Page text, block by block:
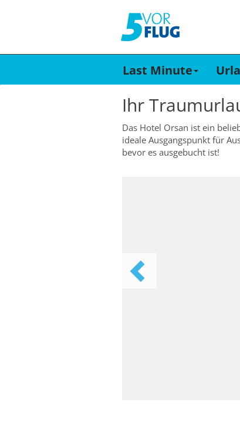
Last Minute
Ihr
Das Hotel Orsan ist ein
ideale Ausgangspunkt für
bevor es ausgebucht ist!